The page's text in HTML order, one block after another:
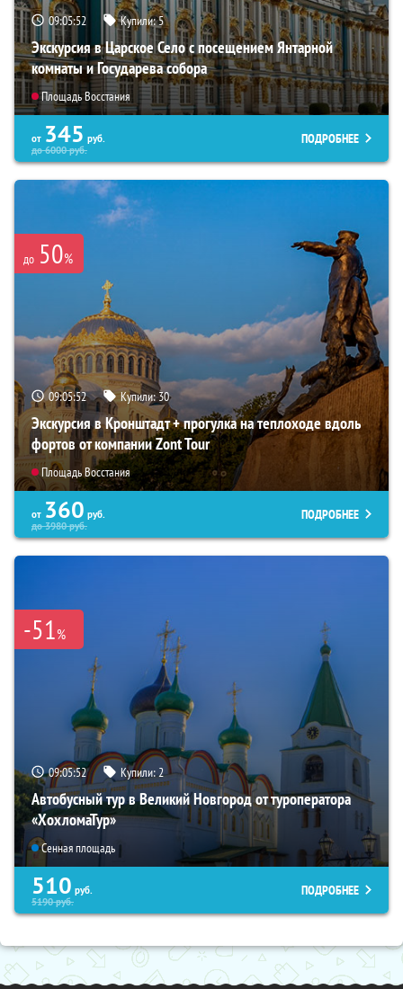
09:05:51 Купили:5
Экскурсия в Царское Село с посещением Янтарной
комнаты и Государева собора
Площадь Восстания
от 345 руб.
до6000руб.
ПОДРОБНЕЕ
до 50%
09:05:51 Купили:30
Экскурсия в Кронштадт + прогулка на теплоходе вдоль
фортов от компании Zont Tour
Площадь Восстания
от 360 руб.
до3980руб.
ПОДРОБНЕЕ
-51%
09:05:51 Купили:2
Автобусный тур в Великий Новгород от туроператора
«ХохломаТур»
Сенная площадь
510 руб.
5190руб.
ПОДРОБНЕЕ